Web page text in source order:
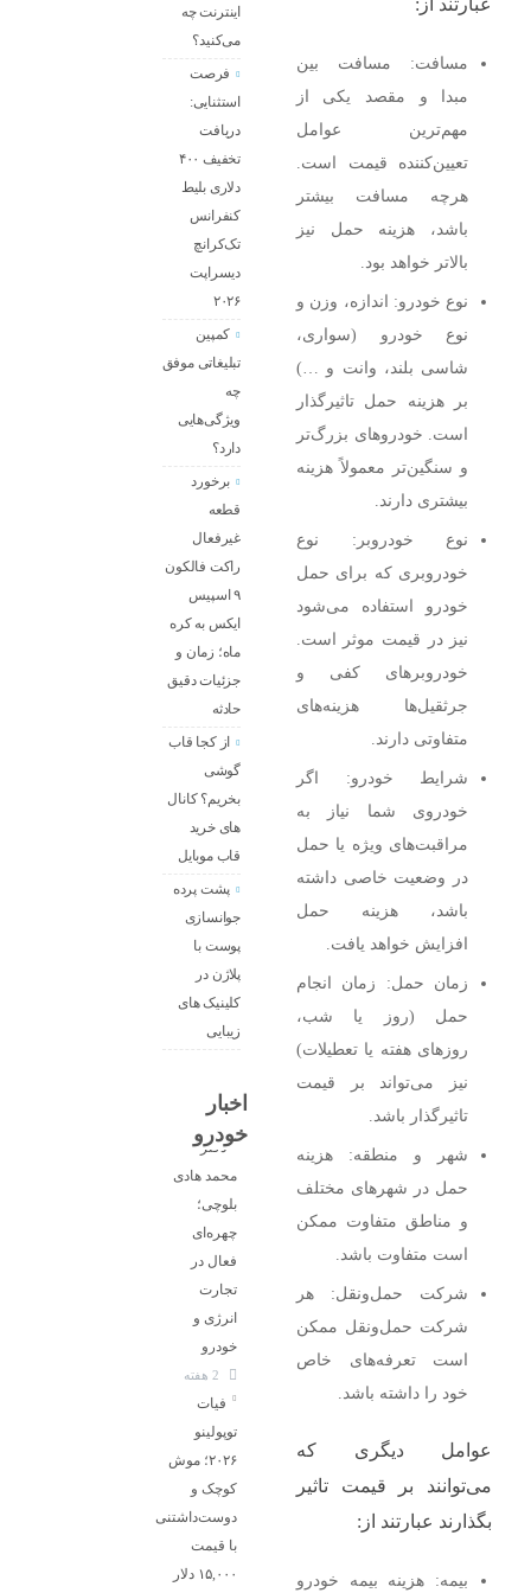
عبارتند از:
مسافت: مسافت بین
مبدا و مقصد یکی از
مهم‌ترین عوامل
تعیین‌کننده قیمت است.
هرچه مسافت بیشتر
باشد، هزینه حمل نیز
بالاتر خواهد بود.
نوع خودرو: اندازه، وزن و
نوع خودرو (سواری،
شاسی بلند، وانت و …)
بر هزینه حمل تاثیرگذار
است. خودروهای بزرگ‌تر
و سنگین‌تر معمولاً هزینه
بیشتری دارند.
نوع خودروبر: نوع
خودروبری که برای حمل
خودرو استفاده می‌شود
نیز در قیمت موثر است.
خودروبرهای کفی و
جرثقیل‌ها هزینه‌های
متفاوتی دارند.
شرایط خودرو: اگر
خودروی شما نیاز به
مراقبت‌های ویژه یا حمل
در وضعیت خاصی داشته
باشد، هزینه حمل
افزایش خواهد یافت.
زمان حمل: زمان انجام
حمل (روز یا شب،
روزهای هفته یا تعطیلات)
نیز می‌تواند بر قیمت
تاثیرگذار باشد.
شهر و منطقه: هزینه
حمل در شهرهای مختلف
و مناطق متفاوت ممکن
است متفاوت باشد.
شرکت حمل‌ونقل: هر
شرکت حمل‌ونقل ممکن
است تعرفه‌های خاص
خود را داشته باشد.
عوامل دیگری که
می‌توانند بر قیمت تاثیر
بگذارند عبارتند از:
بیمه: هزینه بیمه خودرو
اینترنت چه
می‌کنید؟
فرصت
استثنایی:
دریافت
تخفیف ۴۰۰
دلاری بلیط
کنفرانس
تک‌کرانچ
دیسراپت
۲۰۲۶
کمپین
تبلیغاتی موفق
چه
ویژگی‌هایی
دارد؟
برخورد
قطعه
غیرفعال
راکت فالکون
۹ اسپیس
ایکس به کره
ماه؛ زمان و
جزئیات دقیق
حادثه
از کجا قاب
گوشی
بخریم؟ کانال
های خرید
قاب موبایل
پشت پرده
جوانسازی
پوست با
پلاژن در
کلینیک های
زیبایی
اخبار
خودرو
دکتر
محمد هادی
بلوچی؛
چهره‌ای
فعال در
تجارت
انرژی و
خودرو
فیات
توپولینو
۲۰۲۶؛ موش
کوچک و
دوست‌داشتنی
با قیمت
۱۵,۰۰۰ دلار